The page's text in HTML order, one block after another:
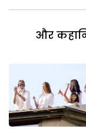
और